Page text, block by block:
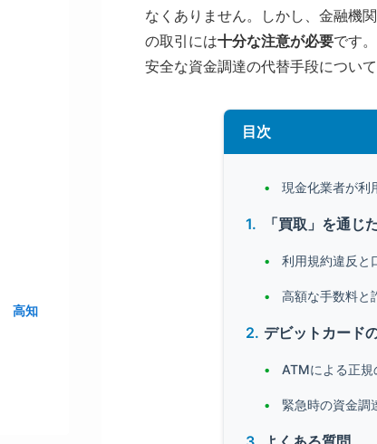
なくありません。しかし、金融機
の取引には十分な注意が必要です
安全な資金調達の代替手段につい
目次
現金化業者が利
「買取」を通じ
利用規約違反と
高額な手数料と
デビットカード
ATMによる正規
緊急時の資金調
高知